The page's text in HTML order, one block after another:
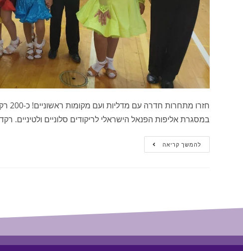
במסגרת אליפות הפנאל הישראלי לריקודים סלוניים ולטיניים.
להמשך קריאה